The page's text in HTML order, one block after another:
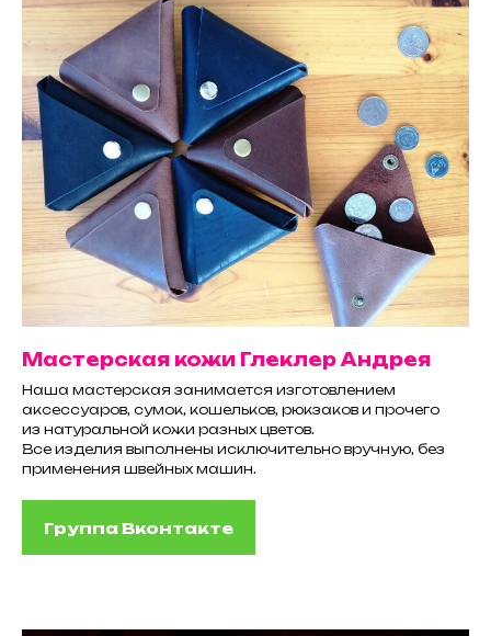
Мастерская кожи Глеклер Андрея
Наша мастерская занимается изготовлением
аксессуаров, сумок, кошельков, рюкзаков и прочего
из натуральной кожи разных цветов.
Все изделия выполнены исключительно вручную, без
применения швейных машин.
Группа Вконтакте